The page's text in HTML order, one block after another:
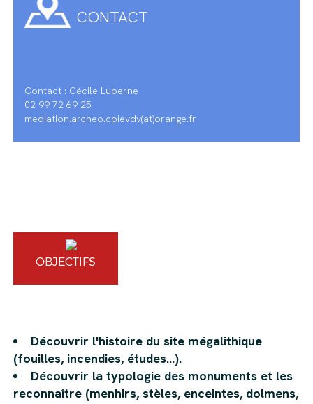
CONTACT
Contact : Cécile Luberne
02 99 72 69 25
mediation.archeo.cpievdv(at)orange.fr
OBJECTIFS
Découvrir l'histoire du site mégalithique
(fouilles, incendies, études…).
Découvrir la typologie des monuments et les
reconnaître (menhirs, stèles, enceintes, dolmens,